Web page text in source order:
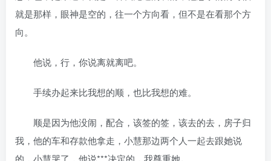
就是那样，眼神是空的，往一个方向看，但不是在看那个方
向。
他说，行，你说离就离吧。
手续办起来比我想的顺，也比我想的难。
顺是因为他没闹，配合，该签的签，该去的去，房子归
我，他的车和存款他拿走，小慧那边两个人一起去跟她说
的，小慧哭了，他说***决定的，我尊重她。